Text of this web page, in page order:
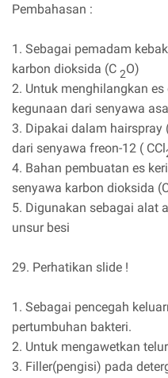
Pembahasan :
1. Sebagai pemadam
karbon dioksida (C 2O)
2. Untuk menghilangkan
kegunaan dari senyawa
3. Dipakai dalam hairspray
dari senyawa freon-12 ( CCl
4. Bahan pembuatan es
senyawa karbon dioksida
5. Digunakan sebagai alat
unsur besi
29. Perhatikan slide !
1. Sebagai pencegah
pertumbuhan bakteri.
2. Untuk mengawetkan telur
3. Filler(pengisi) pada